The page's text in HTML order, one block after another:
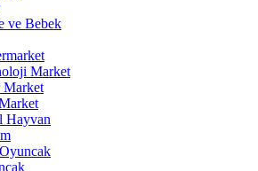
ve Bebek
Market
Market
Hayvan